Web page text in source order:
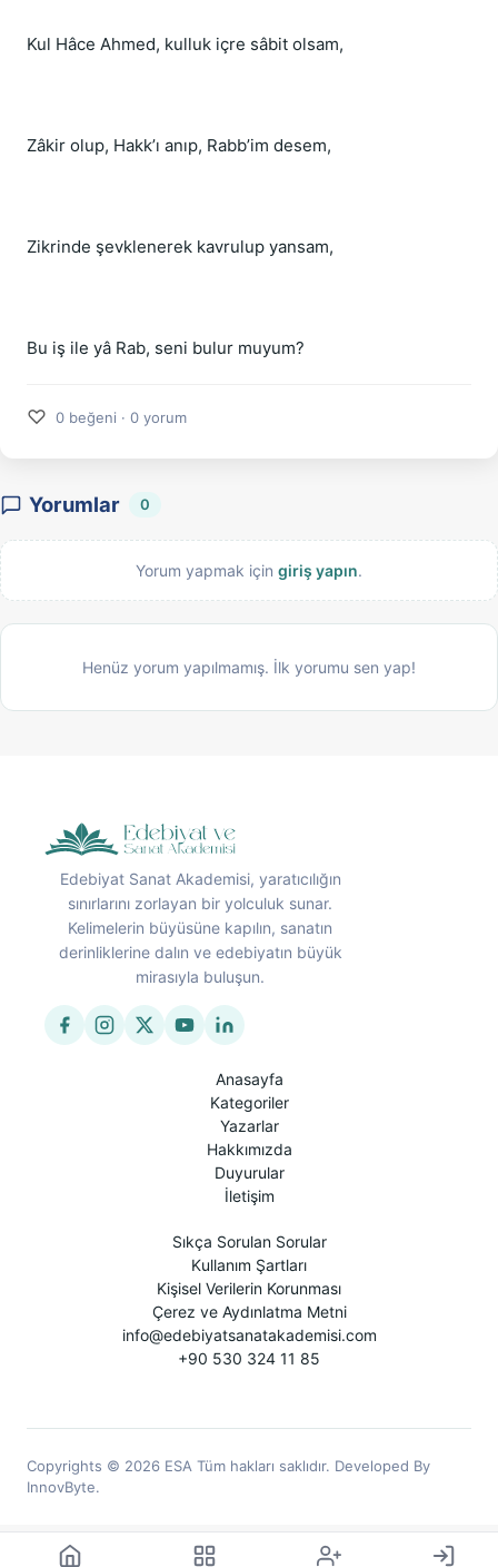
Kul Hâce Ahmed, kulluk içre sâbit olsam,
Zâkir olup, Hakk’ı anıp, Rabb’im desem,
Zikrinde şevklenerek kavrulup yansam,
Bu iş ile yâ Rab, seni bulur muyum?
♡ 0 beğeni · 0 yorum
Yorumlar 0
Yorum yapmak için giriş yapın.
Henüz yorum yapılmamış. İlk yorumu sen yap!
Edebiyat Sanat Akademisi, yaratıcılığın
sınırlarını zorlayan bir yolculuk sunar.
Kelimelerin büyüsüne kapılın, sanatın
derinliklerine dalın ve edebiyatın büyük
mirasıyla buluşun.
Anasayfa
Kategoriler
Yazarlar
Hakkımızda
Duyurular
İletişim
Sıkça Sorulan Sorular
Kullanım Şartları
Kişisel Verilerin Korunması
Çerez ve Aydınlatma Metni
info@edebiyatsanatakademisi.com
+90 530 324 11 85
Copyrights © 2026 ESA Tüm hakları saklıdır. Developed By
InnovByte.